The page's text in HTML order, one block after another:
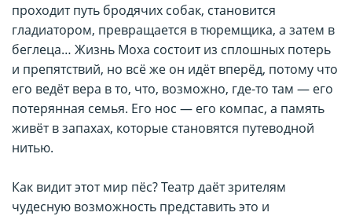
проходит путь бродячих собак, становится
гладиатором, превращается в тюремщика, а затем в
беглеца… Жизнь Моха состоит из сплошных потерь
и препятствий, но всё же он идёт вперёд, потому что
его ведёт вера в то, что, возможно, где-то там — его
потерянная семья. Его нос — его компас, а память
живёт в запахах, которые становятся путеводной
нитью.
Как видит этот мир пёс? Театр даёт зрителям
чудесную возможность представить это и